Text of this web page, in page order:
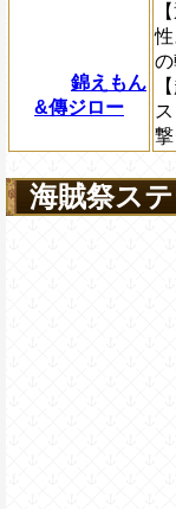
錦えもん
&傳ジロー
海賊祭ス